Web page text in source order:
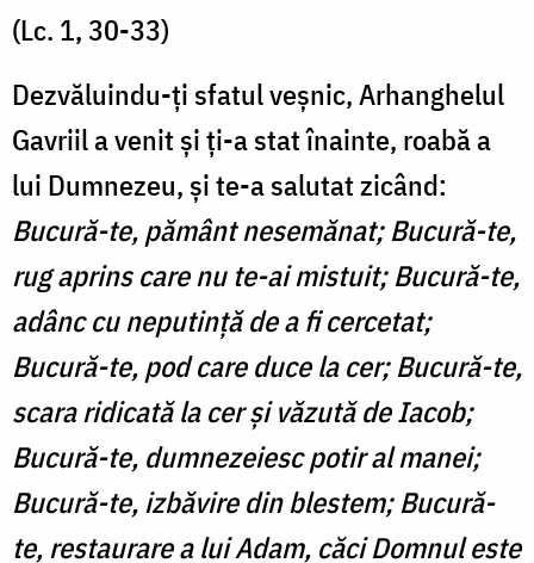
(Lc. 1, 30-33)
Dezvăluindu-ți sfatul veșnic, Arhanghelul
Gavriil a venit și ți-a stat înainte, roabă a
lui Dumnezeu, și te-a salutat zicând:
Bucură-te, pământ nesemănat; Bucură-te,
rug aprins care nu te-ai mistuit; Bucură-te,
adânc cu neputință de a fi cercetat;
Bucură-te, pod care duce la cer; Bucură-te,
scara ridicată la cer și văzută de Iacob;
Bucură-te, dumnezeiesc potir al manei;
Bucură-te, izbăvire din blestem; Bucură-
te, restaurare a lui Adam, căci Domnul este